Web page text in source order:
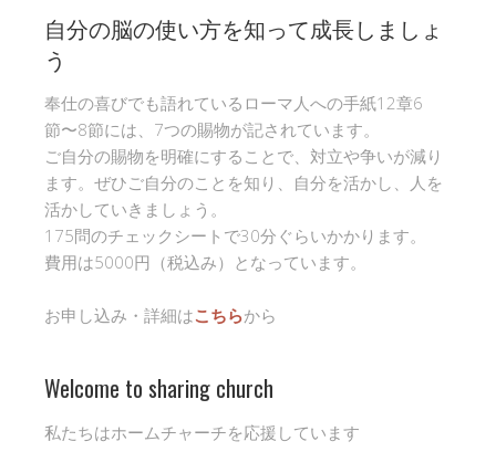
自分の脳の使い方を知って成長しましょ
う
奉仕の喜びでも語れているローマ人への手紙12章6
節〜8節には、7つの賜物が記されています。
ご自分の賜物を明確にすることで、対立や争いが減り
ます。ぜひご自分のことを知り、自分を活かし、人を
活かしていきましょう。
175問のチェックシートで30分ぐらいかかります。
費用は5000円（税込み）となっています。
お申し込み・詳細はこちらから
Welcome to sharing church
私たちはホームチャーチを応援しています